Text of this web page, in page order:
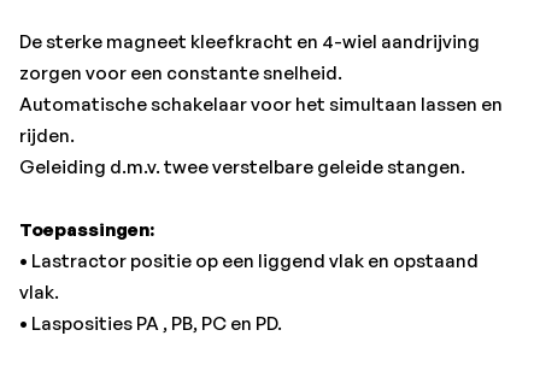
De sterke magneet kleefkracht en 4-wiel aandrijving
zorgen voor een constante snelheid.
Automatische schakelaar voor het simultaan lassen en
rijden.
Geleiding d.m.v. twee verstelbare geleide stangen.
Toepassingen:
• Lastractor positie op een liggend vlak en opstaand
vlak.
• Lasposities PA , PB, PC en PD.